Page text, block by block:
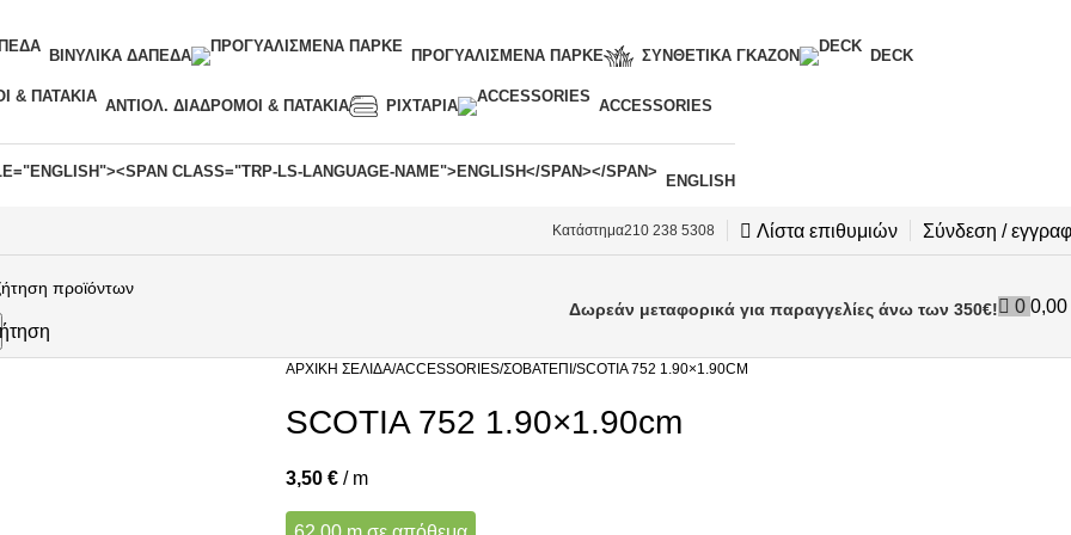
ΒΙΝΥΛΙΚΆ ΔΆΠΕΔΑ ΠΡΟΓΥΑΛΙΣΜΈΝΑ ΠΑΡΚΈ ΣΥΝΘΕΤΙΚΆ ΓΚΑΖΌΝ DECK
ΑΝΤΙΟΛ. ΔΙΆΔΡΟΜΟΙ & ΠΑΤΆΚΙΑ ΡΙΧΤΆΡΙΑ ACCESSORIES
ENGLISH
Κατάστημα210 238 5308 Λίστα επιθυμιών Σύνδεση /
Δωρεάν μεταφορικά για παραγγελίες άνω των 350€! 0 0,00
ΑΡΧΙΚΉ ΣΕΛΊΔΑ ACCESSORIES ΣΟΒΑΤΕΠΊ SCOTIA 752 1.90×1.90CM
SCOTIA 752 1.90×1.90cm
3,50 € / m